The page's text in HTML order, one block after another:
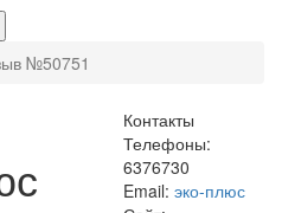
№50751
Контакты
Телефоны:
6376730
Email: эко-плюс